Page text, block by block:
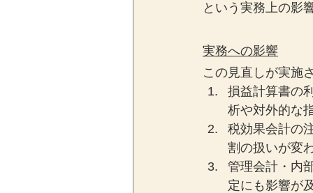
という実務上の影
実務への影響
この見直しが実施
損益計算書の
析や対外的な
税効果会計の
割の扱いが変
管理会計・内
定にも影響が